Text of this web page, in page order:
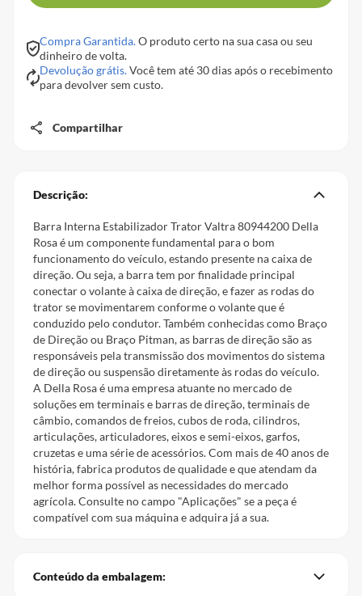
Compra Garantida.O produto certo na sua casa ou seu
dinheiro de volta.
Devolução grátis.Você tem até 30 dias após o recebimento
para devolver sem custo.
Compartilhar
Descrição:
Barra Interna Estabilizador Trator Valtra 80944200 Della
Rosa é um componente fundamental para o bom
funcionamento do veículo, estando presente na caixa de
direção. Ou seja, a barra tem por finalidade principal
conectar o volante à caixa de direção, e fazer as rodas do
trator se movimentarem conforme o volante que é
conduzido pelo condutor. Também conhecidas como Braço
de Direção ou Braço Pitman, as barras de direção são as
responsáveis pela transmissão dos movimentos do sistema
de direção ou suspensão diretamente às rodas do veículo.
A Della Rosa é uma empresa atuante no mercado de
soluções em terminais e barras de direção, terminais de
câmbio, comandos de freios, cubos de roda, cilindros,
articulações, articuladores, eixos e semi-eixos, garfos,
cruzetas e uma série de acessórios. Com mais de 40 anos de
história, fabrica produtos de qualidade e que atendam da
melhor forma possível as necessidades do mercado
agrícola. Consulte no campo "Aplicações" se a peça é
compatível com sua máquina e adquira já a sua.
Conteúdo da embalagem: